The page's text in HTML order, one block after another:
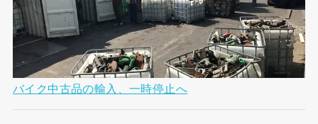
バイク中古品の輸入、一時停止へ